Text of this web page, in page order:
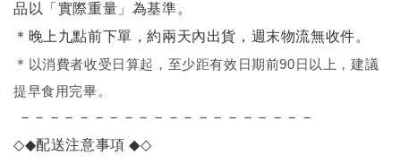
品以「實際重量」為基準。
＊晚上九點前下單，約兩天內出貨，週末物流無收件。
＊ 以消費者收受日算起，至少距有效日期前90日以上，建議
提早食用完畢。
－－－－－－－－－－－－－－－－－－－－
◇◆配送注意事項◆◇